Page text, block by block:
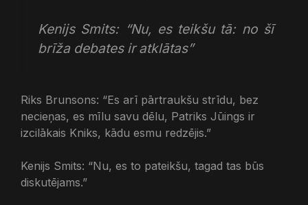
Kenijs Smits: “Nu, es teikšu tā: no šī
brīža debates ir atklātas”
Riks Brunsons: “Es arī pārtraukšu strīdu, bez
necieņas, es mīlu savu dēlu, Patriks Jūings ir
izcilākais Kniks, kādu esmu redzējis.”
Kenijs Smits: “Nu, es to pateikšu, tagad tas būs
diskutējams.”